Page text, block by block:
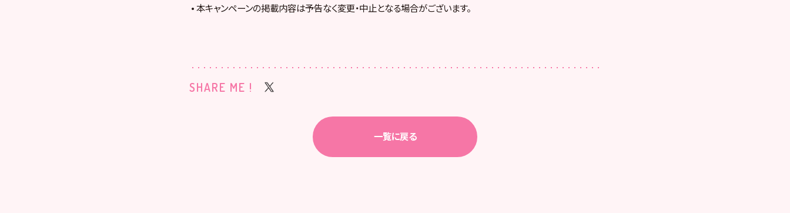
• 本キャンペーンの掲載内容は予告なく変更・中止となる場合がございます。
SHARE ME !
一覧に戻る